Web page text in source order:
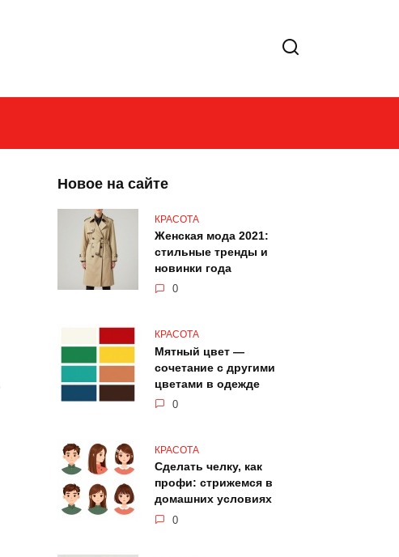
Новое на сайте
КРАСОТА
Женская мода 2021:
стильные тренды и
новинки года
0
КРАСОТА
Мятный цвет —
сочетание с другими
цветами в одежде
0
КРАСОТА
Сделать челку, как
профи: стрижемся в
домашних условиях
0